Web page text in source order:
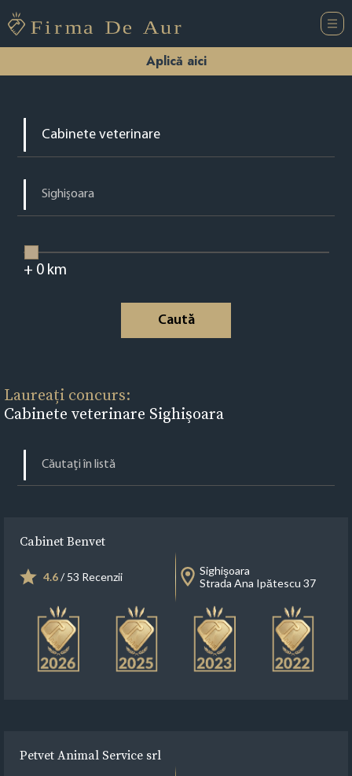
Aplică aici
+ 0km
Caută
Laureați concurs:
Cabinete veterinare Sighişoara
Cabinet Benvet
4.6/ 53 Recenzii
Sighişoara
Strada Ana Ipătescu 37
Petvet Animal Service srl